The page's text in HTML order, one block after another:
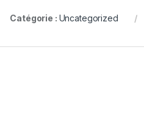
Catégorie : Uncategorized